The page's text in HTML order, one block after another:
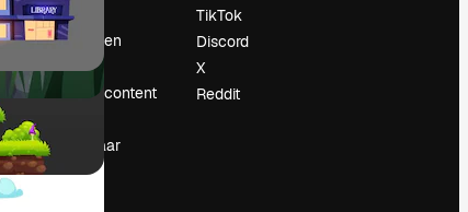
Blog
Evenementen
Slidesgo
Verkoop je content
Perszaal
Op zoek naar
magnific.ai
TikTok
Discord
X
Reddit